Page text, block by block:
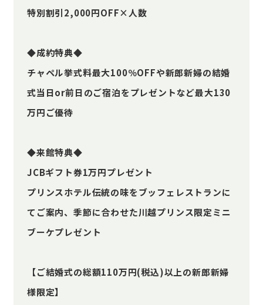
特別割引2,000円OFF×人数
◆成約特典◆
チャペル挙式料最大100％OFFや新郎新婦の結婚
式当日or前日のご宿泊をプレゼントなど最大130
万円ご優待
◆来館特典◆
JCBギフト券1万円プレゼント
プリンスホテル伝統の味をブッフェレストランに
てご案内、季節に合わせた川越プリンス限定ミニ
ブーケプレゼント
【ご結婚式の総額110万円(税込)以上の新郎新婦
様限定】